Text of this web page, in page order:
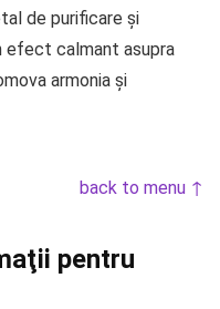
de purificare și
efect calmant asupra
armonia și
back to menu ↑
pentru